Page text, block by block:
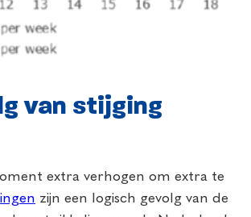
van stijging
extra verhogen om extra te
zijn een logisch gevolg van de